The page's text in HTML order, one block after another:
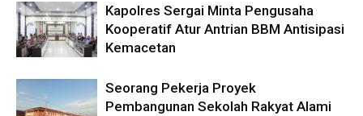
Kapolres Sergai Minta Pengusaha
Kooperatif Atur Antrian BBM Antisipasi
Kemacetan
Seorang Pekerja Proyek
Pembangunan Sekolah Rakyat Alami